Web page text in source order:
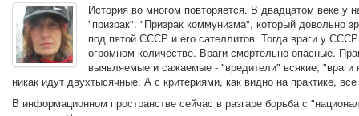
История во многом повторяется. В двадцатом веке у
"призрак". "Призрак коммунизма", который довольно
под пятой СССР и его сателлитов. Тогда враги у
огромном количестве. Враги смертельно опасные.
выявляемые и сажаемые - "вредители" всякие,
никак идут двухтысячные. А с критериями, как видно на практике,
В информационном пространстве сейчас в разгаре борьба с